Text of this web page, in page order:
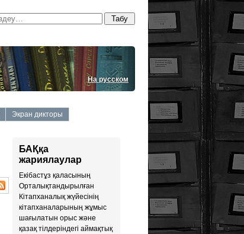
На русском
Экран дикторы
БАҚқа
жариялаулар
Екiбастұз қаласының
Орталықтандырылған
Кiтапханалық жүйесiнiң
кiтапханаларының жұмыс
шағылатын орыс және
қазақ тiлдерiндегi аймақтық